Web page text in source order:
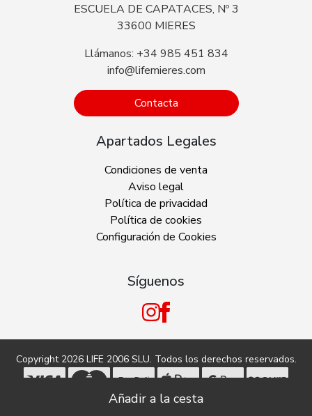
ESCUELA DE CAPATACES, Nº 3
33600 MIERES
Llámanos: +34 985 451 834
info@lifemieres.com
Contacta
Apartados Legales
Condiciones de venta
Aviso legal
Política de privacidad
Política de cookies
Configuración de Cookies
Síguenos
Copyright 2026 LIFE 2006 SLU. Todos los derechos reservados.
Tecnología